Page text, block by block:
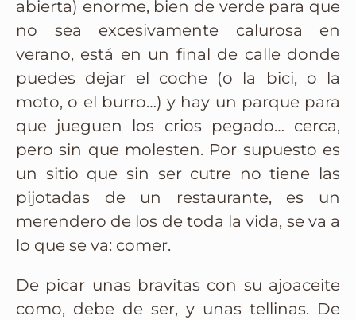
abierta) enorme, bien de verde para que
no sea excesivamente calurosa en
verano, está en un final de calle donde
puedes dejar el coche (o la bici, o la
moto, o el burro…) y hay un parque para
que jueguen los crios pegado… cerca,
pero sin que molesten. Por supuesto es
un sitio que sin ser cutre no tiene las
pijotadas de un restaurante, es un
merendero de los de toda la vida, se va a
lo que se va: comer.
De picar unas bravitas con su ajoaceite
como, debe de ser, y unas tellinas. De